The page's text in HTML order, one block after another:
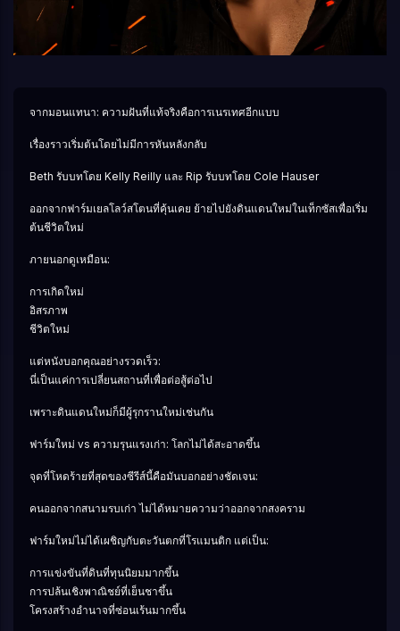
จากมอนแทนา: ความฝันที่แท้จริงคือการเนรเทศอีกแบบ
เรื่องราวเริ่มต้นโดยไม่มีการหันหลังกลับ
Beth รับบทโดย Kelly Reilly และ Rip รับบทโดย Cole Hauser
ออกจากฟาร์มเยลโลว์สโตนที่คุ้นเคย ย้ายไปยังดินแดนใหม่ในเท็กซัสเพื่อเริ่ม
ต้นชีวิตใหม่
ภายนอกดูเหมือน:
การเกิดใหม่
อิสรภาพ
ชีวิตใหม่
แต่หนังบอกคุณอย่างรวดเร็ว:
นี่เป็นแค่การเปลี่ยนสถานที่เพื่อต่อสู้ต่อไป
เพราะดินแดนใหม่ก็มีผู้รุกรานใหม่เช่นกัน
ฟาร์มใหม่ vs ความรุนแรงเก่า: โลกไม่ได้สะอาดขึ้น
จุดที่โหดร้ายที่สุดของซีรีส์นี้คือมันบอกอย่างชัดเจน:
คนออกจากสนามรบเก่า ไม่ได้หมายความว่าออกจากสงคราม
ฟาร์มใหม่ไม่ได้เผชิญกับตะวันตกที่โรแมนติก แต่เป็น:
การแข่งขันที่ดินที่ทุนนิยมมากขึ้น
การปล้นเชิงพาณิชย์ที่เย็นชาขึ้น
โครงสร้างอำนาจที่ซ่อนเร้นมากขึ้น